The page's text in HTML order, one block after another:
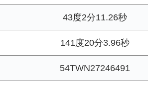
43度2分11.26秒
141度20分3.96秒
54TWN27246491